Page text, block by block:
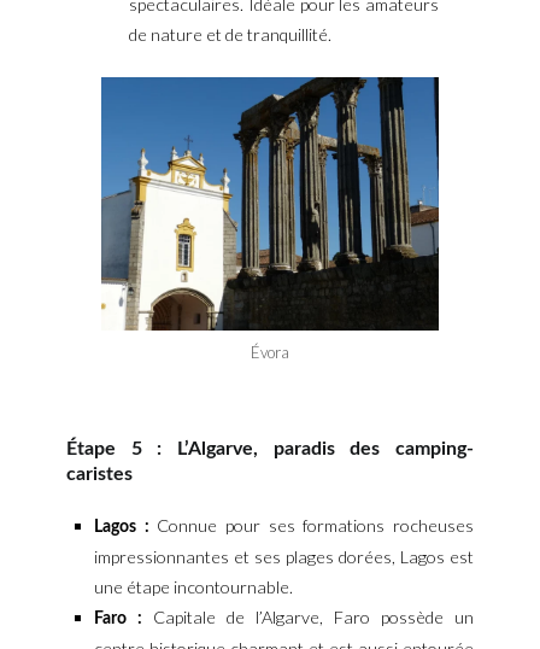
de nature et de tranquillité.
Évora
Étape 5 : L’Algarve, paradis des camping-
caristes
Lagos : Connue pour ses formations rocheuses
impressionnantes et ses plages dorées, Lagos est
une étape incontournable.
Faro :
Capitale de l’Algarve, Faro possède un